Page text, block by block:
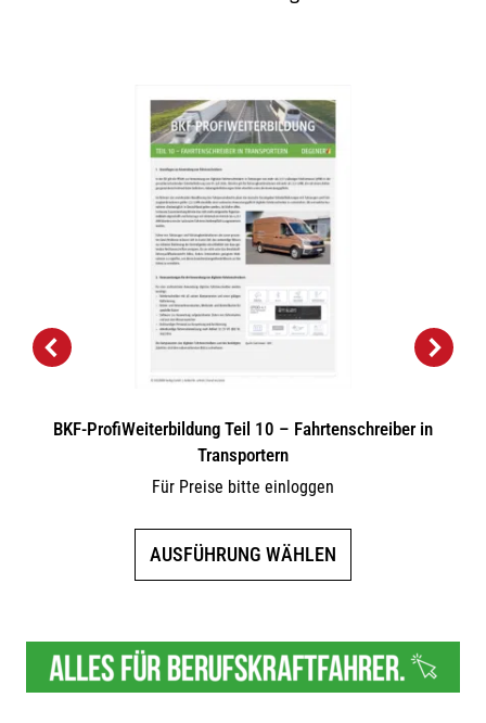
BKF-ProfiWeiterbildung Teil 10 – Fahrtenschreiber in
Transportern
Für Preise bitte einloggen
AUSFÜHRUNG WÄHLEN
Varianten
auf.